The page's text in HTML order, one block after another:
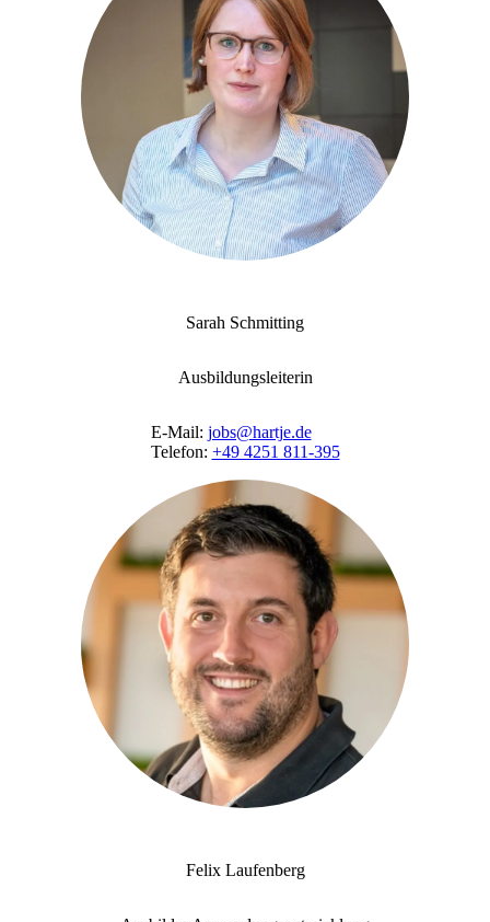
Sarah Schmitting
Ausbildungsleiterin
E-Mail: jobs@hartje.de
Telefon: +49 4251 811-395
Felix Laufenberg